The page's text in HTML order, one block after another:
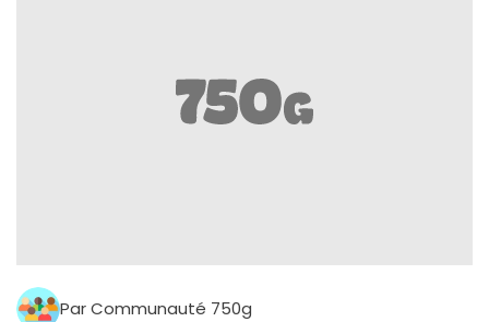
Par Communauté 750g